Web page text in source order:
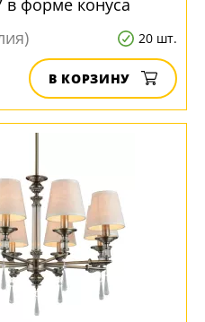
в форме конуса
20 шт.
В КОРЗИНУ